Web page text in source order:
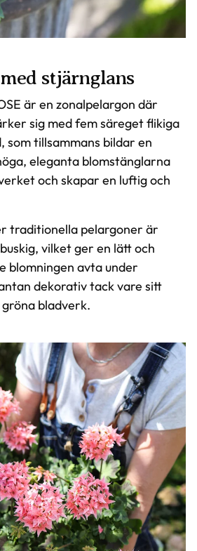
stjärnglans
är en zonalpelargon där
sig med fem säreget flikiga
som tillsammans bildar en
eleganta blomstänglarna
och skapar en luftig och
traditionella pelargoner är
vilket ger en lätt och
blomningen avta under
dekorativ tack vare sitt
bladverk.